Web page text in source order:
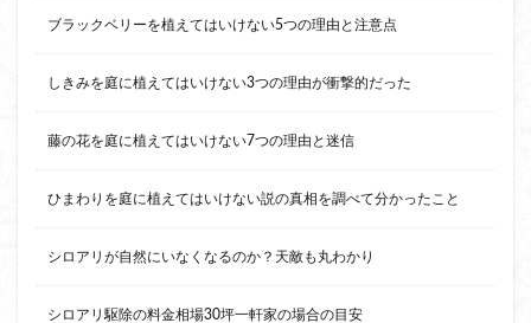
ブラックベリーを植えてはいけない5つの理由と注意点
しきみを庭に植えてはいけない3つの理由が衝撃的だった
藤の花を庭に植えてはいけない7つの理由と迷信
ひまわりを庭に植えてはいけない説の真相を調べて分かったこと
シロアリが自然にいなくなるのか？天敵も丸わかり
シロアリ駆除の料金相場30坪一軒家の場合の目安